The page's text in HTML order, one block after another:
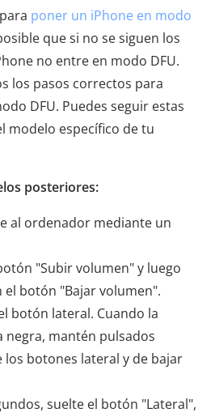
poner un iPhone en modo
que si no se siguen los
no entre en modo DFU.
los pasos correctos para
DFU. Puedes seguir estas
modelo específico de tu
posteriores:
al ordenador mediante un
"Subir volumen" y luego
el botón "Bajar volumen".
botón lateral. Cuando la
negra, mantén pulsados
botones lateral y de bajar
suelte el botón "Lateral",